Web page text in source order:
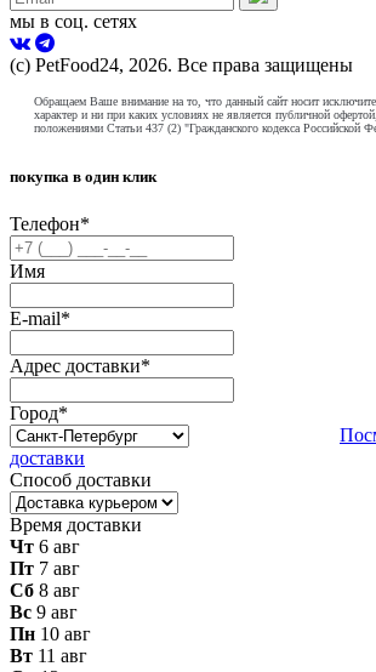
мы в соц. сетях
(с) PetFood24, 2026. Все права защищены
Обращаем Ваше внимание на то, что данный сайт носит
характер и ни при каких условиях не является публичной
положениями Статьи 437 (2) "Гражданского кодекса Российской
покупка в один клик
Телефон*
Имя
E-mail*
Адрес доставки*
Город*
доставки
Способ доставки
Время доставки
Чт 6 авг
Пт 7 авг
Сб 8 авг
Вс 9 авг
Пн 10 авг
Вт 11 авг